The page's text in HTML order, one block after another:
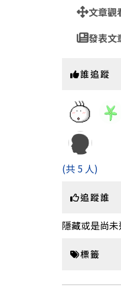
文章觀
發表文
誰追蹤
(共 5 人)
追蹤誰
隱藏或是尚
標籤